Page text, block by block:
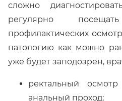
сложно
регулярно
профилактических
патологию как можно
уже будет заподозрен,
ректальный
анальный проход;